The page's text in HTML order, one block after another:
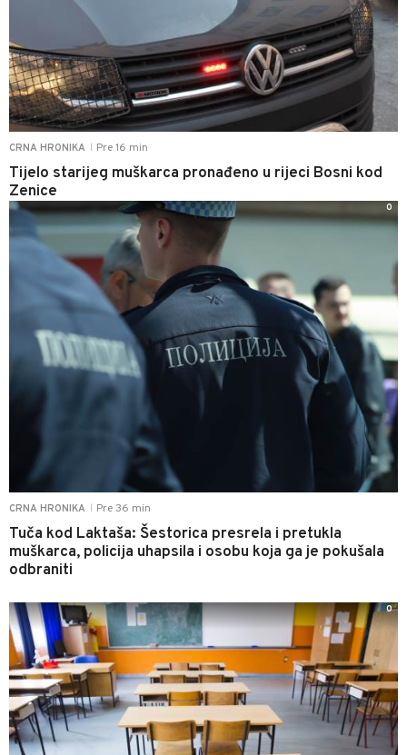
CRNA HRONIKA Pre 16 min
Tijelo starijeg muškarca pronađeno u rijeci Bosni kod
Zenice
CRNA HRONIKA Pre 36 min
Tuča kod Laktaša: Šestorica presrela i pretukla
muškarca, policija uhapsila i osobu koja ga je pokušala
odbraniti
0
0